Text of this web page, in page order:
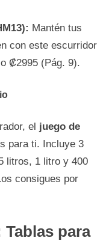
Mantén tus
con este escurridor
₡2995 (Pág. 9).
el juego de
para ti. Incluye 3
litros, 1 litro y 400
consigues por
para